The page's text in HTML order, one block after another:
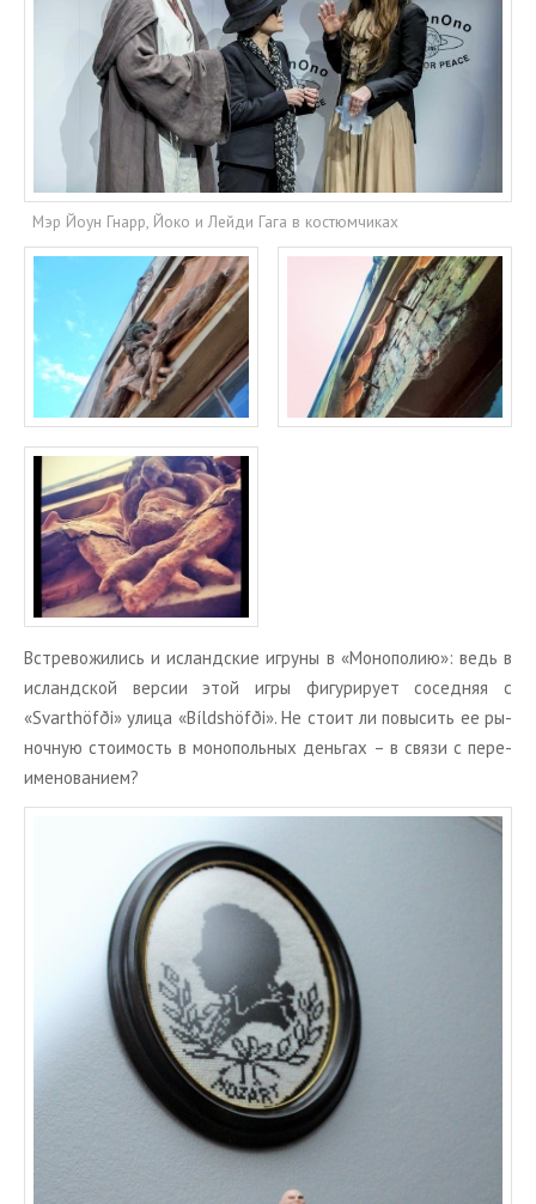
Мэр Йоун Гнарр, Йоко и Лейди Гага в костюмчиках
Встре­во­жи­лись и ис­ланд­ские иг­ру­ны в «Мо­но­по­лию»: ведь в
ис­ланд­ской вер­сии этой игры фи­гу­ри­ру­ет со­сед­няя с
«Svarthöfði» улица «Bíldshöfði». Не стоит ли по­вы­сить ее ры­
ноч­ную сто­и­мость в мо­но­поль­ных день­гах – в связи с пе­ре­
име­но­ва­ни­ем?